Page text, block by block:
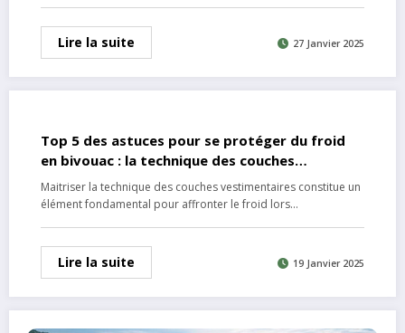
Lire la suite 27 Janvier 2025
Top 5 des astuces pour se protéger du froid
en bivouac : la technique des couches
vestimentaires
Maitriser la technique des couches vestimentaires constitue un
élément fondamental pour affronter le froid lors…
Lire la suite 19 Janvier 2025